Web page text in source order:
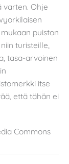
varten. Ohje
puiston
turisteille,
tasa-arvoinen
itse
että tähän ei
Commons